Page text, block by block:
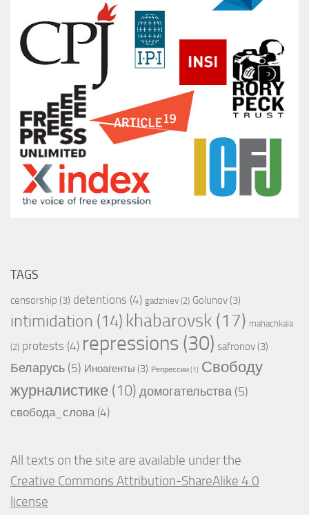
TAGS
censorship (3) detentions (4) gadzhiev(2) Golunov (3)
intimidation (14) khabarovsk (17) mahachkala
(2) protests (4) repressions (30) safronov (3)
Беларусь (5) Иноагенты (3) Репрессии(1) Свободу
журналистике (10) домогательства (5)
свобода_слова(4)
All texts on the site are available under the
Creative Commons Attribution-ShareAlike 4.0
license